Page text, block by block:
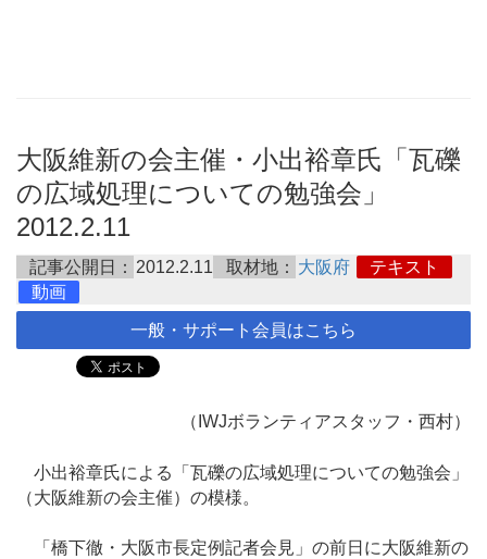
大阪維新の会主催・小出裕章氏「瓦礫
の広域処理についての勉強会」
2012.2.11
記事公開日： 2012.2.11 取材地： 大阪府
テキスト
動画
一般・サポート会員はこちら
（IWJボランティアスタッフ・西村）
小出裕章氏による「瓦礫の広域処理についての勉強会」
（大阪維新の会主催）の模様。
「橋下徹・大阪市長定例記者会見」の前日に大阪維新の